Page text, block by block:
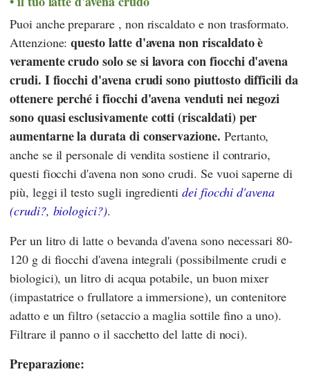
Puoi anche preparare , non riscaldato e non trasformato.
Attenzione:questo latte d'avena non riscaldato è
veramente crudo solo se si lavora con fiocchi d'avena
crudi. I fiocchi d'avena crudi sono piuttosto difficili da
ottenere perché i fiocchi d'avena venduti nei negozi
sono quasi esclusivamente cotti (riscaldati) per
aumentarne la durata di conservazione. Pertanto,
anche se il personale di vendita sostiene il contrario,
questi fiocchi d'avena non sono crudi. Se vuoi saperne di
più, leggi il testo sugli ingredienti dei fiocchi d'avena
(crudi?, biologici?).
Per un litro di latte o bevanda d'avena sono necessari 80-
120 g di fiocchi d'avena integrali (possibilmente crudi e
biologici), un litro di acqua potabile, un buon mixer
(impastatrice o frullatore a immersione), un contenitore
adatto e un filtro (setaccio a maglia sottile fino a uno).
Filtrare il panno o il sacchetto del latte di noci).
Preparazione: